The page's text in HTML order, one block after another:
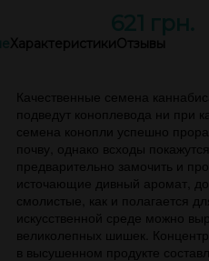
ХарактеристикиОтзывы
Качественные семена
подведут коноплевода ни при
семена конопли успешно
почву, однако всходы
предварительно замочить и
источающие дивный аромат,
смолистые, как и полагается
искусственной среде можно
великолепных шишек.
в высушенном продукте